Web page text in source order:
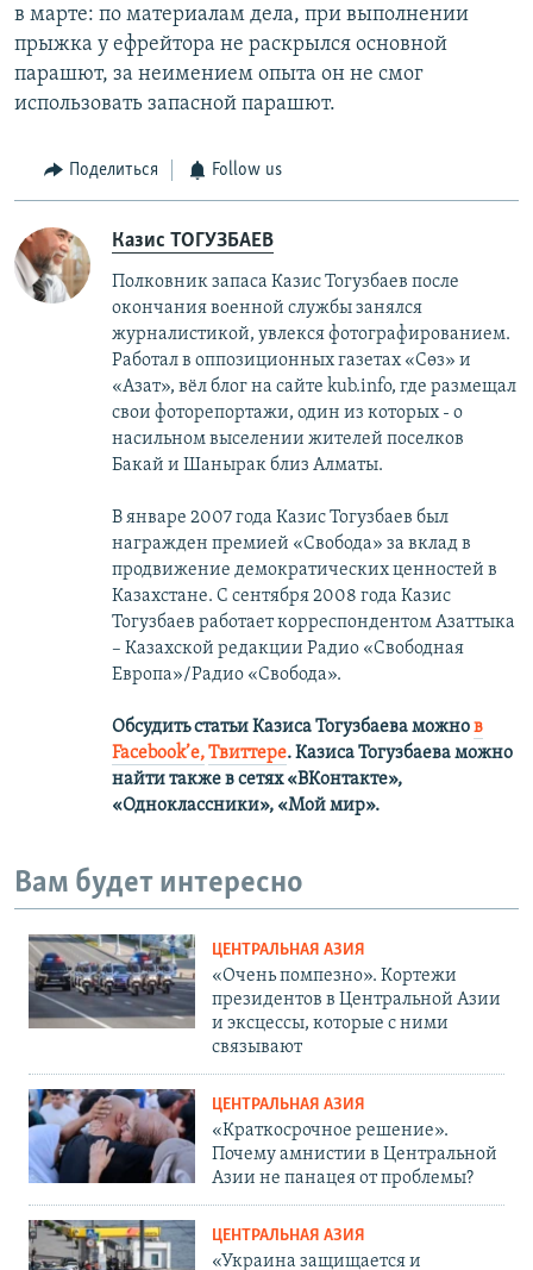
в марте: по материалам дела, при выполнении
прыжка у ефрейтора не раскрылся основной
парашют, за неимением опыта он не смог
использовать запасной парашют.
Поделиться Follow us
Казис ТОГУЗБАЕВ
Полковник запаса Казис Тогузбаев после
окончания военной службы занялся
журналистикой, увлекся фотографированием.
Работал в оппозиционных газетах «Сөз» и
«Азат», вёл блог на сайте kub.info, где размещал
свои фоторепортажи, один из которых - о
насильном выселении жителей поселков
Бакай и Шанырак близ Алматы.
В январе 2007 года Казис Тогузбаев был
награжден премией «Свобода» за вклад в
продвижение демократических ценностей в
Казахстане. С сентября 2008 года Казис
Тогузбаев работает корреспондентом Азаттыка
– Казахской редакции Радио «Свободная
Европа»/Радио «Свобода».
Обсудить статьи Казиса Тогузбаева можнов
Facebook’е,Твиттере.Казиса Тогузбаева можно
найти также в сетях«ВКонтакте»,
«Одноклассники», «Мой мир».
Вам будет интересно
ЦЕНТРАЛЬНАЯ АЗИЯ
«Очень помпезно». Кортежи
президентов в Центральной Азии
и эксцессы, которые с ними
связывают
ЦЕНТРАЛЬНАЯ АЗИЯ
«Краткосрочное решение».
Почему амнистии в Центральной
Азии не панацея от проблемы?
ЦЕНТРАЛЬНАЯ АЗИЯ
«Украина защищается и